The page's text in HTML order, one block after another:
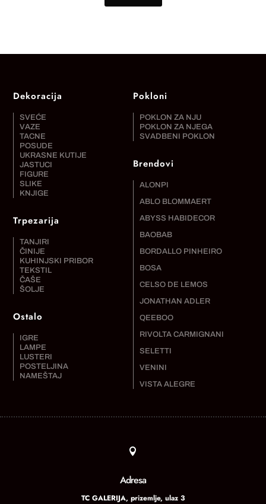
Dekoracija
SVEĆE
VAZE
TACNE
POSUDE
UKRASNE KUTIJE
JASTUCI
FIGURE
SLIKE
KNJIGE
Trpezarija
TANJIRI
ČINIJE
KUHINJSKI PRIBOR
TEKSTIL
ČAŠE
ŠOLJE
Ostalo
IGRE
LAMPE
LUSTERI
POSTELJINA
NAMEŠTAJ
Pokloni
POKLON ZA NJU
POKLON ZA NJEGA
SVADBENI POKLON
Brendovi
ALONPI
ABLO BLOMMAERT
ABYSS HABIDECOR
BAOBAB
BORDALLO PINHEIRO
BOSA
CELSO DE LEMOS
JONATHAN ADLER
QEEBOO
RIVOLTA CARMIGNANI
SELETTI
VENINI
VISTA ALEGRE

Adresa
TC GALERIJA, prizemlje, ulaz 3